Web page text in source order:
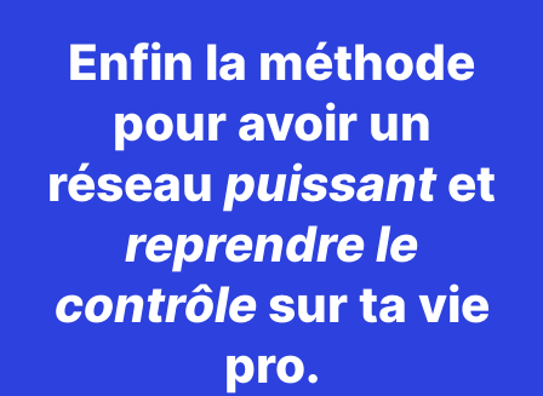
Enfin la méthode
pour avoir un
réseau puissantet
reprendre le
contrôlesur ta vie
pro.